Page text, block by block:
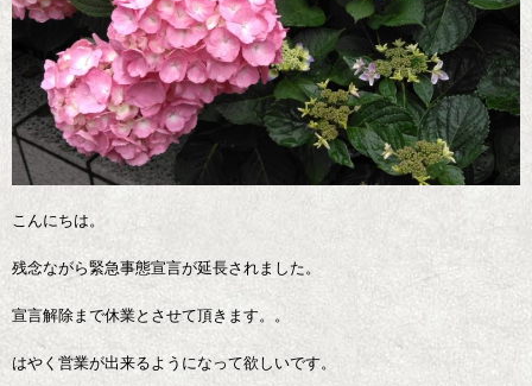
こんにちは。
残念ながら緊急事態宣言が延長されました。
宣言解除まで休業とさせて頂きます。。
はやく営業が出来るようになって欲しいです。